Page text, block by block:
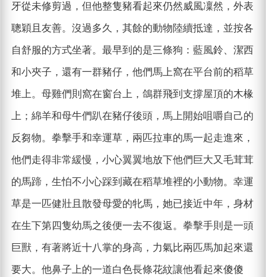
牙從未修剪過，但他整隻豬看起來仍然威風凜然，外表
聰穎且友善。沒過多久，其餘的動物陸續抵達，並按各
自舒服的方式坐著。最早到的是三條狗：藍風鈴、潔西
和小夾子，還有一群豬仔，他們馬上窩在平台前的稻草
堆上。母雞們則窩在窗台上，鴿群飛到支撐屋頂的木椽
上；綿羊和母牛們趴在豬仔後頭，馬上開始咀嚼自己的
反芻物。拳擊手和幸運草，兩匹拉車的馬一起走進來，
他們走得非常緩慢，小心翼翼地放下他們巨大又毛茸茸
的馬蹄，生怕不小心踩到藏在稻草堆裡的小動物。幸運
草是一匹健壯且散發母愛的牝馬，她已接近中年，身材
在生下第四隻幼馬之後便一去不復返。拳擊手則是一頭
巨獸，有著將近十八掌的身高，力氣比兩匹馬加起來還
要大。他鼻子上的一道白色長條花紋讓他看起來傻傻